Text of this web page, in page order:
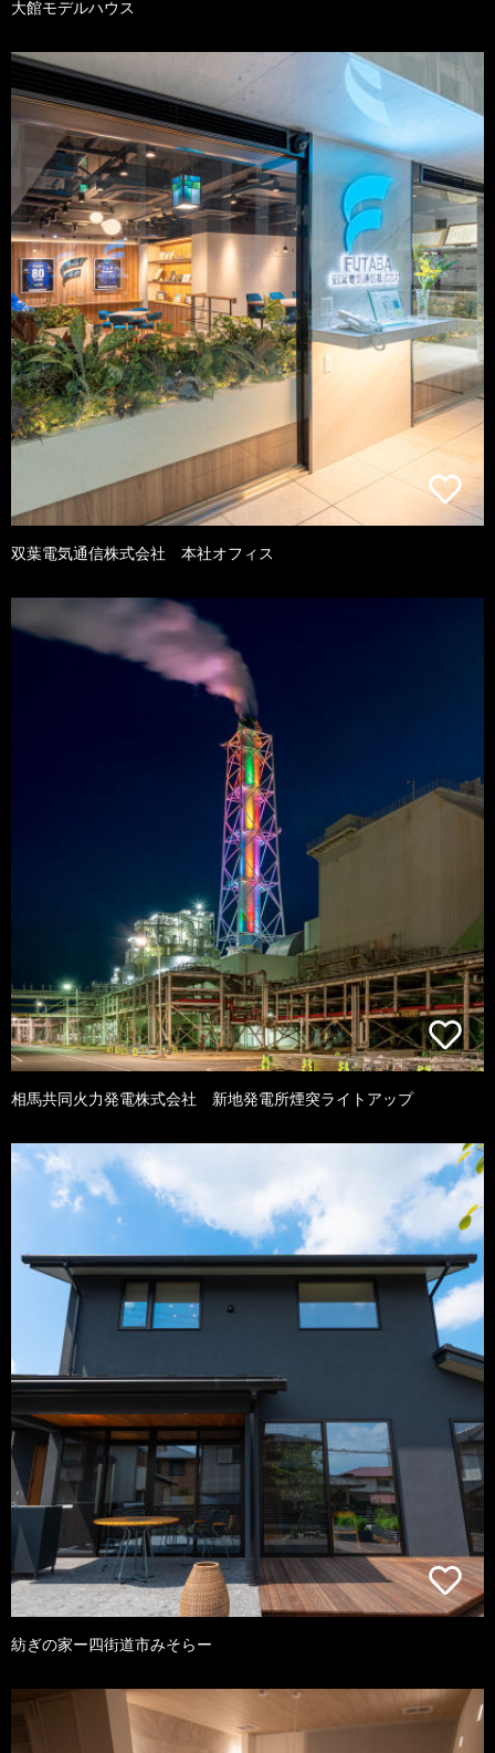
大館モデルハウス
双葉電気通信株式会社 本社オフィス
相馬共同火力発電株式会社 新地発電所煙突ライトアップ
紡ぎの家ー四街道市みそらー